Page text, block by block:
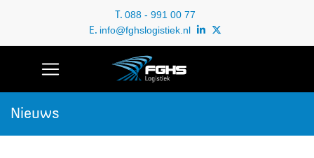
T. 088 - 991 00 77
E. info@fghslogistiek.nl
Nieuws